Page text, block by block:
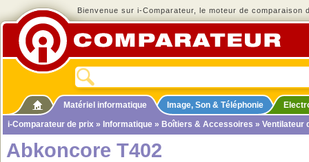
Bienvenue sur i-Comparateur, le moteur de comparaison
Matériel informatique Image, Son & Téléphonie
i-Comparateur de prix » Informatique » Boîtiers & Accessoires » Ventilateur
Abkoncore T402